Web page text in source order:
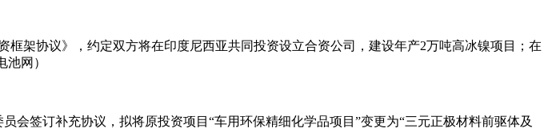
架协议》，约定双方将在印度尼西亚共同投资设立合资公司，建设年产2万吨高冰镍项目；在
网）
会签订补充协议，拟将原投资项目“车用环保精细化学品项目”变更为“三元正极材料前驱体及